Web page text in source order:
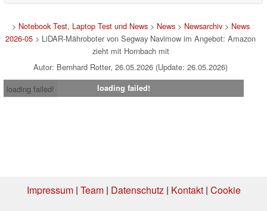
> Notebook Test, Laptop Test und News> News> Newsarchiv> News
2026-05 > LiDAR-Mähroboter von Segway Navimow im Angebot: Amazon
zieht mit Hornbach mit
Autor: Bernhard Rotter, 26.05.2026 (Update: 26.05.2026)
loading failed!
loading failed!
Impressum| Team| Datenschutz| Kontakt| Cookie